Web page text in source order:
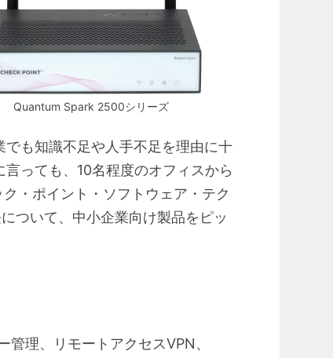
Quantum Spark 2500シリーズ
も知識不足や人手不足を理由に十
っても、10名程度のオフィスから
・ポイント・ソフトウェア・テク
ついて、中小企業向け製品をピッ
理、リモートアクセスVPN、